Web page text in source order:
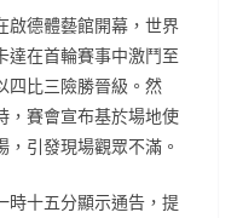
啟德體藝館開幕，世界
達在首輪賽事中激鬥至
四比三險勝晉級。然
，賽會宣布基於場地使
引發現場觀眾不滿。
時十五分顯示通告，提